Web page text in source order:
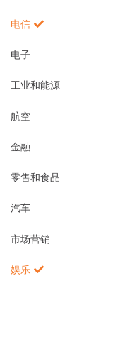
电信
电子
工业和能源
航空
金融
零售和食品
汽车
市场营销
娱乐